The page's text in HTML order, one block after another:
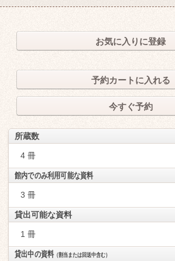
お気に入りに登録
予約カートに入れる
今すぐ予約
所蔵数
4 冊
館内でのみ利用可能な資料
3 冊
貸出可能な資料
1 冊
貸出中の資料（割当または回送中含む）